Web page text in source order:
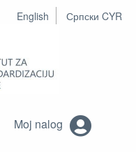
English Српски CYR
Moj nalog